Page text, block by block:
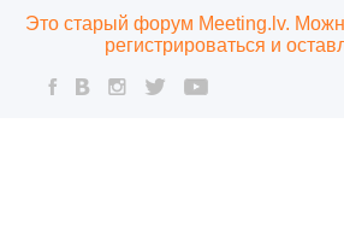
Это старый форум Meeting.lv.
регистрироваться и